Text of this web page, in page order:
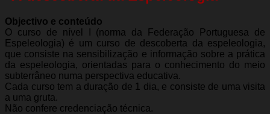
Objectivo e conteúdo
O curso de nível I (norma da Federação Portuguesa de
Espeleologia) é um curso de descoberta da espeleologia,
que consiste na sensibilização e informação sobre a prática
da espeleologia, orientadas para o conhecimento do meio
subterrâneo numa perspectiva educativa.
Cada curso tem a duração de 1 dia, e consiste de uma visita
a uma gruta.
Não confere credenciação técnica.